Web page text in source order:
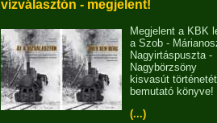
vízválasztón - megjelent!
Megjelent a KBK
a Szob -
Nagyirtáspuszta -
Nagybörzsöny
kisvasút történetét
bemutató könyve!
(...)